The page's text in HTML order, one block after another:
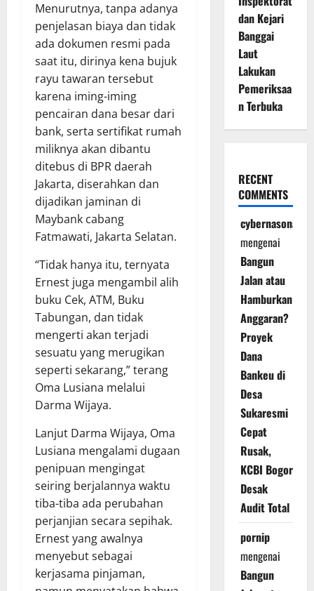
Menurutnya, tanpa adanya
penjelasan biaya dan tidak
ada dokumen resmi pada
saat itu, dirinya kena bujuk
rayu tawaran tersebut
karena iming-iming
pencairan dana besar dari
bank, serta sertifikat rumah
miliknya akan dibantu
ditebus di BPR daerah
Jakarta, diserahkan dan
dijadikan jaminan di
Maybank cabang
Fatmawati, Jakarta Selatan.
“Tidak hanya itu, ternyata
Ernest juga mengambil alih
buku Cek, ATM, Buku
Tabungan, dan tidak
mengerti akan terjadi
sesuatu yang merugikan
seperti sekarang,” terang
Oma Lusiana melalui
Darma Wijaya.
Lanjut Darma Wijaya, Oma
Lusiana mengalami dugaan
penipuan mengingat
seiring berjalannya waktu
tiba-tiba ada perubahan
perjanjian secara sepihak.
Ernest yang awalnya
menyebut sebagai
kerjasama pinjaman,
dan Kejari
Banggai
Laut
Lakukan
Pemeriksaa
n Terbuka
RECENT
COMMENTS
cybernasonal
mengenai
Bangun
Jalan atau
Hamburkan
Anggaran?
Proyek
Dana
Bankeu di
Desa
Sukaresmi
Cepat
Rusak,
KCBI Bogor
Desak
Audit Total
pornip
mengenai
Bangun